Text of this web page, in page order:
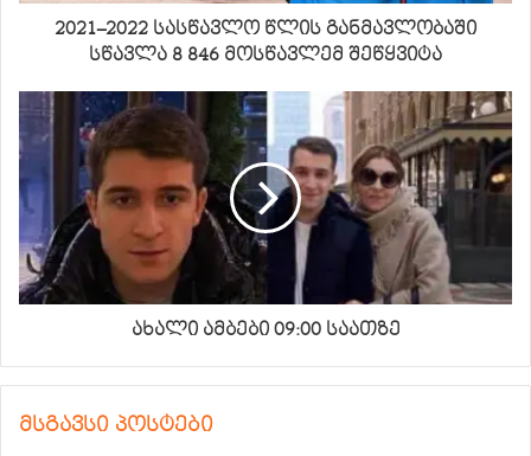
2021–2022 სასწავლო წლის განმავლობაში
სწავლა 8 846 მოსწავლემ შეწყვიტა
ახალი ამბები 09:00 საათზე
მსგავსი პოსტები